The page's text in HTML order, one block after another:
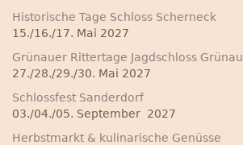
Historische Tage Schloss Scherneck
15./16./17. Mai 2027
Grünauer Rittertage Jagdschloss Grünau
27./28./29./30. Mai 2027
Schlossfest Sanderdorf
03./04./05. September 2027
Herbstmarkt & kulinarische Genüsse